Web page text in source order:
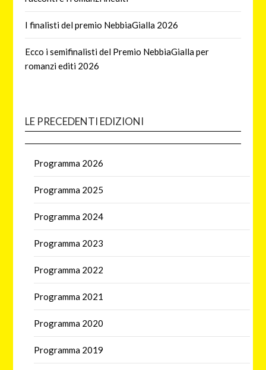
I finalisti del premio NebbiaGialla 2026
Ecco i semifinalisti del Premio NebbiaGialla per
romanzi editi 2026
LE PRECEDENTI EDIZIONI
Programma 2026
Programma 2025
Programma 2024
Programma 2023
Programma 2022
Programma 2021
Programma 2020
Programma 2019